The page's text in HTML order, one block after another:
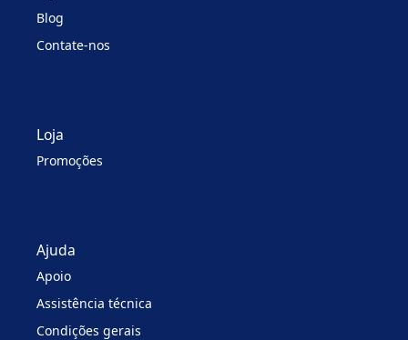
Blog
Contate-nos
Loja
Promoções
Ajuda
Apoio
Assistência técnica
Condições gerais